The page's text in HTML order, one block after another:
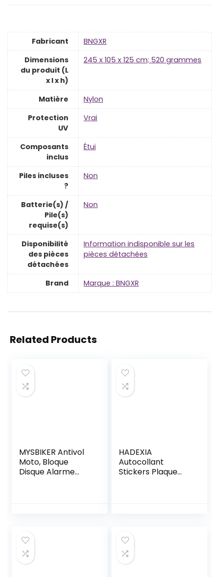
Fabricant
‎BNGXR
Dimensions
du produit (L
x l x h)
‎245 x 105 x 125 cm; 520 grammes
Matière
‎Nylon
Protection
UV
‎Vrai
Composants
inclus
‎Étui
Piles incluses
?
‎Non
Batterie(s) /
Pile(s)
requise(s)
‎Non
Disponibilité
des pièces
détachées
‎Information indisponible sur les
pièces détachées
Brand Marque : BNGXR
Related Products
MYSBIKER Antivol
Moto, Bloque
Disque Alarme
pour Moto Vélo
Scooter VTT
Etanche
HADEXIA
Autocollant
Stickers Plaque